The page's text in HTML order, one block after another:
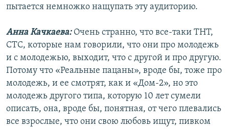
пытается немножко нащупать эту аудиторию.
Анна Качкаева:Очень странно, что все-таки ТНТ,
СТС, которые нам говорили, что они про молодежь
и с молодежью, выходит, что с другой и про другую.
Потому что «Реальные пацаны», вроде бы, тоже про
молодежь, и ее смотрят, как и «Дом-2», но это
молодежь другого типа, которую 10 лет сумели
описать, она, вроде бы, понятная, от чего плевались
все взрослые, что они свою любовь ищут, пивком